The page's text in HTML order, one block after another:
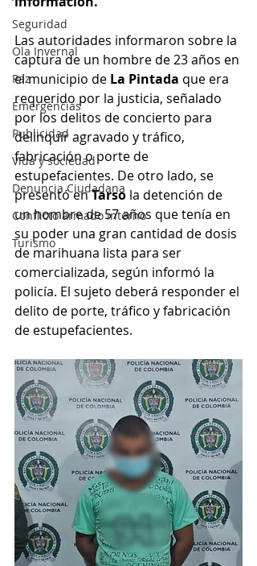
Seguridad
Ola Invernal
Paz
Emergencias
Publicidad
Vida y sociedad
Denuncia Ciudadana
Conflicto armado interno
Turismo
Las autoridades informaron sobre la
captura de un hombre de 23 años en
el municipio de La Pintada que era
requerido por la justicia, señalado
por los delitos de concierto para
delinquir agravado y tráfico,
fabricación o porte de
estupefacientes. De otro lado, se
presentó en Tarso la detención de
un hombre de 57 años que tenía en
su poder una gran cantidad de dosis
de marihuana lista para ser
comercializada, según informó la
policía. El sujeto deberá responder el
delito de porte, tráfico y fabricación
de estupefacientes.